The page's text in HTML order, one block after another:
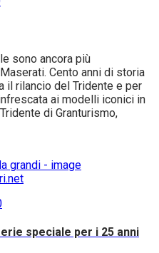
sono ancora più
Cento anni di storia
il rilancio del Tridente e per
ai modelli iconici in
di Granturismo,
speciale per i 25 anni